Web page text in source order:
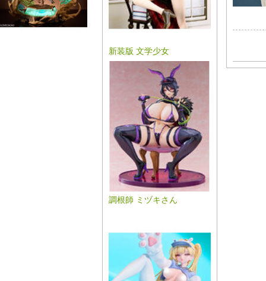
新装版 文学少女
調根師 ミヅキさん